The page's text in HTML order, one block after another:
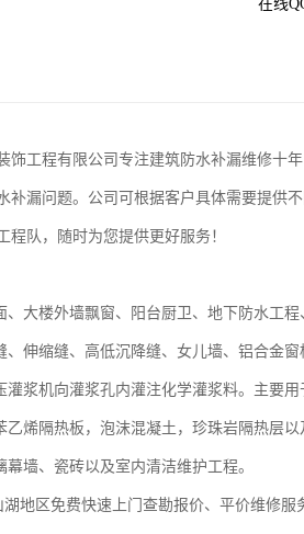
在线
饰工程有限公司专注建筑防水补漏维修十
补漏问题。公司可根据客户具体需要提供
程队，随时为您提供更好服务！
、大楼外墙飘窗、阳台厨卫、地下防水工
、伸缩缝、高低沉降缝、女儿墙、铝合金
灌浆机向灌浆孔内灌注化学灌浆料。主要
乙烯隔热板，泡沫混凝土，珍珠岩隔热层以
墙、瓷砖以及室内清洁维护工程。
地区免费快速上门查勘报价、平价维修